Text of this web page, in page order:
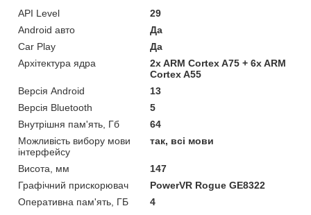
API Level
29
Android авто
Да
Car Play
Да
Архітектура ядра
2x ARM Cortex A75 + 6x ARM
Cortex A55
Версія Android
13
Версія Bluetooth
5
Внутрішня пам'ять, Гб
64
Можливість вибору мови
інтерфейсу
так, всі мови
Висота, мм
147
Графічний прискорювач
PowerVR Rogue GE8322
Оперативна пам'ять, ГБ
4